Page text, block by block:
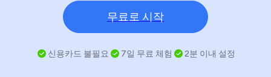
무료로 시작
신용카드 불필요 7일 무료 체험 2분 이내 설정